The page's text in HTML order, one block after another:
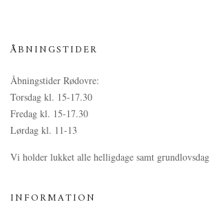
ÅBNINGSTIDER
Åbningstider Rødovre:
Torsdag kl. 15-17.30
Fredag kl. 15-17.30
Lørdag kl. 11-13
Vi holder lukket alle helligdage samt grundlovsdag
INFORMATION